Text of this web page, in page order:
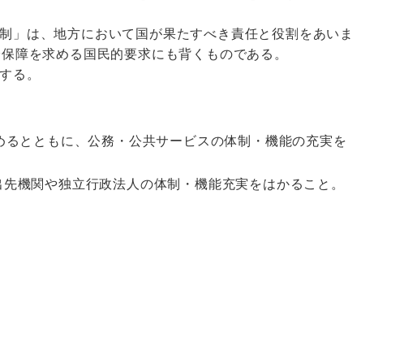
は、地方において国が果たすべき責任と役割をあいま
障を求める国民的要求にも背くものである。
る。
とともに、公務・公共サービスの体制・機能の充実を
機関や独立行政法人の体制・機能充実をはかること。